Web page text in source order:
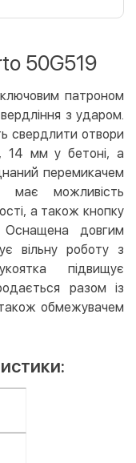
Безкоштовно
50G519
патроном
з ударом.
свердлити отвори
14 мм у бетоні, а
перемикачем
має можливість
а також кнопку
Оснащена довгим
вільну роботу з
підвищує
разом із
обмежувачем